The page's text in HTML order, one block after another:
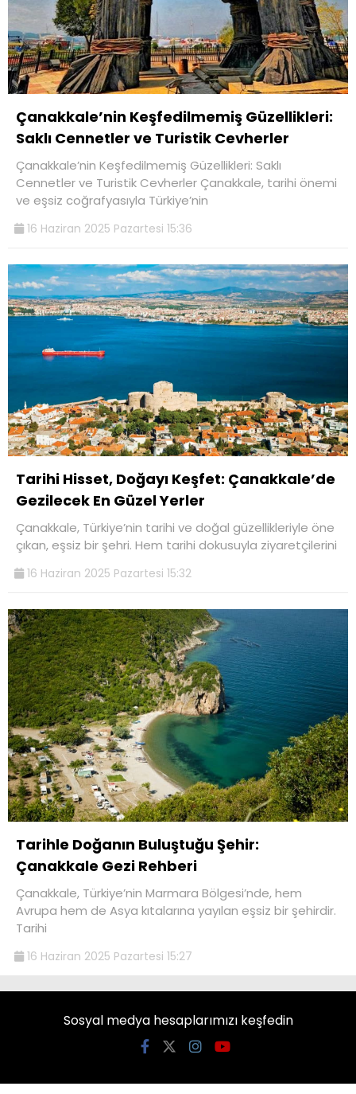
Çanakkale’nin Keşfedilmemiş Güzellikleri:
Saklı Cennetler ve Turistik Cevherler
Çanakkale’nin Keşfedilmemiş Güzellikleri: Saklı
Cennetler ve Turistik Cevherler Çanakkale, tarihi önemi
ve eşsiz coğrafyasıyla Türkiye’nin
16 Haziran 2025 Pazartesi 15:36
Tarihi Hisset, Doğayı Keşfet: Çanakkale’de
Gezilecek En Güzel Yerler
Çanakkale, Türkiye’nin tarihi ve doğal güzellikleriyle öne
çıkan, eşsiz bir şehri. Hem tarihi dokusuyla ziyaretçilerini
16 Haziran 2025 Pazartesi 15:32
Tarihle Doğanın Buluştuğu Şehir:
Çanakkale Gezi Rehberi
Çanakkale, Türkiye’nin Marmara Bölgesi’nde, hem
Avrupa hem de Asya kıtalarına yayılan eşsiz bir şehirdir.
Tarihi
16 Haziran 2025 Pazartesi 15:27
Sosyal medya hesaplarımızı keşfedin